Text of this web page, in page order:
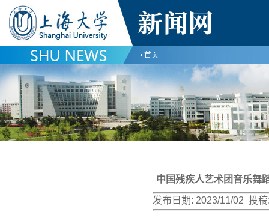
首页
中国残疾人艺术团音乐舞
发布日期: 2023/11/02 投